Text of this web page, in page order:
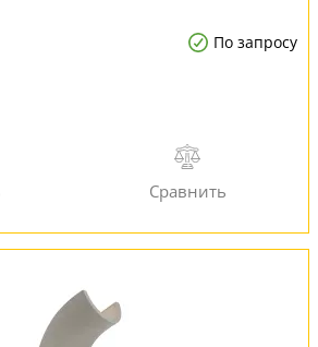
По запросу